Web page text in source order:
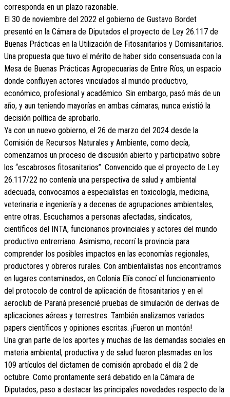
corresponda en un plazo razonable.
El 30 de noviembre del 2022 el gobierno de Gustavo Bordet
presentó en la Cámara de Diputados el proyecto de Ley 26.117 de
Buenas Prácticas en la Utilización de Fitosanitarios y Domisanitarios.
Una propuesta que tuvo el mérito de haber sido consensuada con la
Mesa de Buenas Prácticas Agropecuarias de Entre Ríos, un espacio
donde confluyen actores vinculados al mundo productivo,
económico, profesional y académico. Sin embargo, pasó más de un
año, y aun teniendo mayorías en ambas cámaras, nunca existió la
decisión política de aprobarlo.
Ya con un nuevo gobierno, el 26 de marzo del 2024 desde la
Comisión de Recursos Naturales y Ambiente, como decía,
comenzamos un proceso de discusión abierto y participativo sobre
los “escabrosos fitosanitarios”. Convencido que el proyecto de Ley
26.117/22 no contenía una perspectiva de salud y ambiental
adecuada, convocamos a especialistas en toxicología, medicina,
veterinaria e ingeniería y a decenas de agrupaciones ambientales,
entre otras. Escuchamos a personas afectadas, sindicatos,
científicos del INTA, funcionarios provinciales y actores del mundo
productivo entrerriano. Asimismo, recorrí la provincia para
comprender los posibles impactos en las economías regionales,
productores y obreros rurales. Con ambientalistas nos encontramos
en lugares contaminados, en Colonia Elía conocí el funcionamiento
del protocolo de control de aplicación de fitosanitarios y en el
aeroclub de Paraná presencié pruebas de simulación de derivas de
aplicaciones aéreas y terrestres. También analizamos variados
papers científicos y opiniones escritas. ¡Fueron un montón!
Una gran parte de los aportes y muchas de las demandas sociales en
materia ambiental, productiva y de salud fueron plasmadas en los
109 artículos del dictamen de comisión aprobado el día 2 de
octubre. Como prontamente será debatido en la Cámara de
Diputados, paso a destacar las principales novedades respecto de la